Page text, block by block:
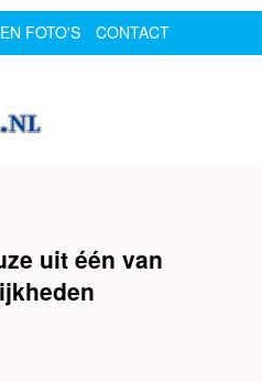
FOTO'S
CONTACT
uit één van